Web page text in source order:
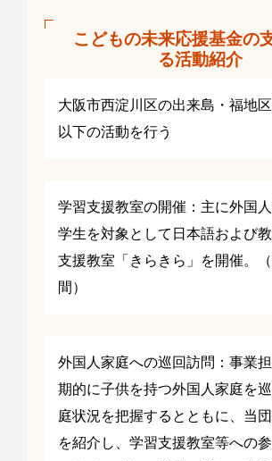
こどもの未来応援基金の
る活動紹介
大阪市西淀川区の出来島・福地
以下の活動を行う
学習支援教室の開催：主に外国
学生を対象として日本語および
支援教室「きらきら」を開催。
間）
外国人家庭への巡回訪問：事業
期的に子供を持つ外国人家庭を
庭状況を把握するとともに、当
を紹介し、学習支援教室等への